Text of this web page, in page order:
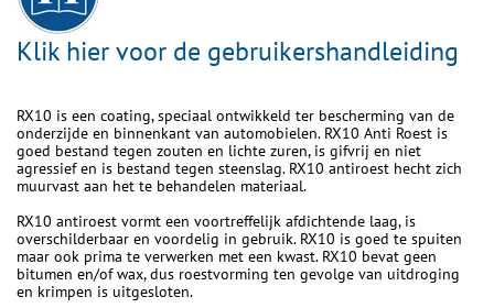
Klik hier voor de gebruikershandleiding
RX10 is een coating, speciaal ontwikkeld ter bescherming van de
onderzijde en binnenkant van automobielen. RX10 Anti Roest is
goed bestand tegen zouten en lichte zuren, is gifvrij en niet
agressief en is bestand tegen steenslag. RX10 antiroest hecht zich
muurvast aan het te behandelen materiaal.
RX10 antiroest vormt een voortreffelijk afdichtende laag, is
overschilderbaar en voordelig in gebruik. RX10 is goed te spuiten
maar ook prima te verwerken met een kwast. RX10 bevat geen
bitumen en/of wax, dus roestvorming ten gevolge van uitdroging
en krimpen is uitgesloten.